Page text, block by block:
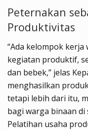
Peternakan
Produktivitas
“Ada kelompok
kegiatan produktif,
dan bebek,” jelas
menghasilkan
tetapi lebih dari itu,
bagi warga binaan
Pelatihan usaha